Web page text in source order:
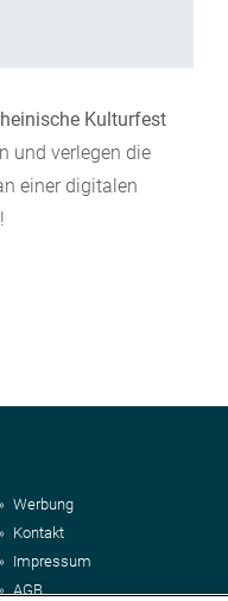
Kulturfest
und verlegen die
einer digitalen
Werbung
Kontakt
Impressum
AGB